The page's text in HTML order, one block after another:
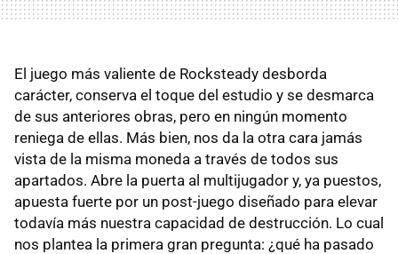
El juego más valiente de Rocksteady desborda
carácter, conserva el toque del estudio y se desmarca
de sus anteriores obras, pero en ningún momento
reniega de ellas. Más bien, nos da la otra cara jamás
vista de la misma moneda a través de todos sus
apartados. Abre la puerta al multijugador y, ya puestos,
apuesta fuerte por un post-juego diseñado para elevar
todavía más nuestra capacidad de destrucción. Lo cual
nos plantea la primera gran pregunta: ¿qué ha pasado